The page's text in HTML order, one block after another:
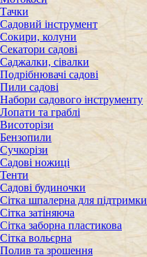
Тачки
Садовий інструмент
Сокири, колуни
Секатори садові
Саджалки, сівалки
Подрібнювачі садові
Пили садові
Набори садового інструменту
Лопати та граблі
Висоторізи
Бензопили
Cучкорізи
Cадові ножиці
Тенти
Садові будиночки
Сітка шпалерна для
Сітка затіняюча
Сітка заборна пластикова
Сітка вольєрна
Полив та зрошення